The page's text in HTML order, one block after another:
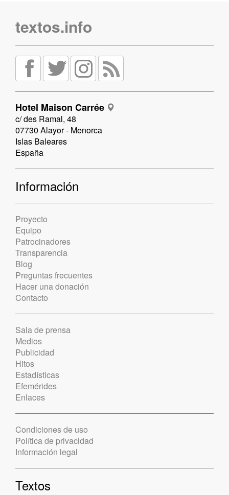
textos.info
Hotel Maison Carrée
c/ des Ramal, 48
07730 Alayor - Menorca
Islas Baleares
España
Información
Proyecto
Equipo
Patrocinadores
Transparencia
Blog
Preguntas frecuentes
Hacer una donación
Contacto
Sala de prensa
Medios
Publicidad
Hitos
Estadísticas
Efemérides
Enlaces
Condiciones de uso
Política de privacidad
Información legal
Textos